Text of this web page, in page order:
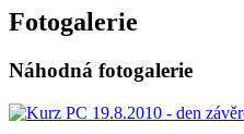
Fotogalerie
Náhodná fotogalerie